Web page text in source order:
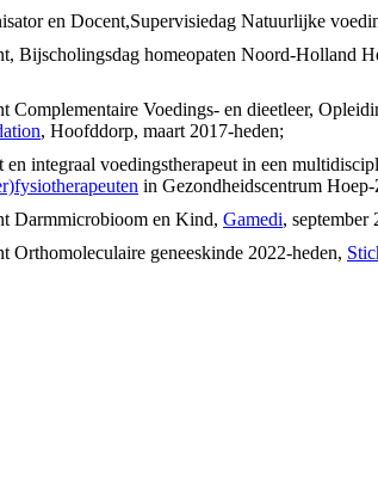
en Docent,Supervisiedag Natuurlijke
Bijscholingsdag homeopaten Noord-Holland
Complementaire Voedings- en dieetleer,
, Hoofddorp, maart 2017-heden;
en integraal voedingstherapeut in een
in Gezondheidscentrum
Darmmicrobioom en Kind, Gamedi, september
Orthomoleculaire geneeskinde 2022-heden,